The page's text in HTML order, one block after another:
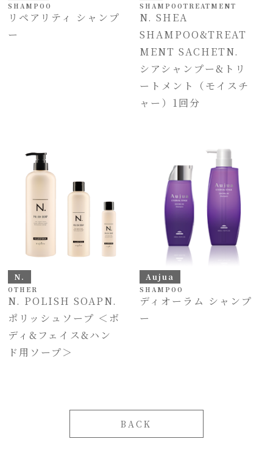
SHAMPOO
リペアリティ シャンプ
ー
SHAMPOO TREATMENT
N. SHEA
SHAMPOO&TREAT
MENT SACHETN.
シアシャンプー&トリ
ートメント（モイスチ
ャー）1回分
N.
OTHER
N. POLISH SOAPN.
ポリッシュソープ ＜ボ
ディ&フェイス&ハン
ド用ソープ＞
Aujua
SHAMPOO
ディオーラム シャンプ
ー
BACK